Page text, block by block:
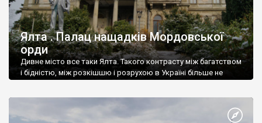
Ялта . Палац нащадків Мордовської
орди
Дивне місто все таки Ялта. Такого контрасту між багатством
і бідністю, між розкішшю і розрухою в Україні більше не